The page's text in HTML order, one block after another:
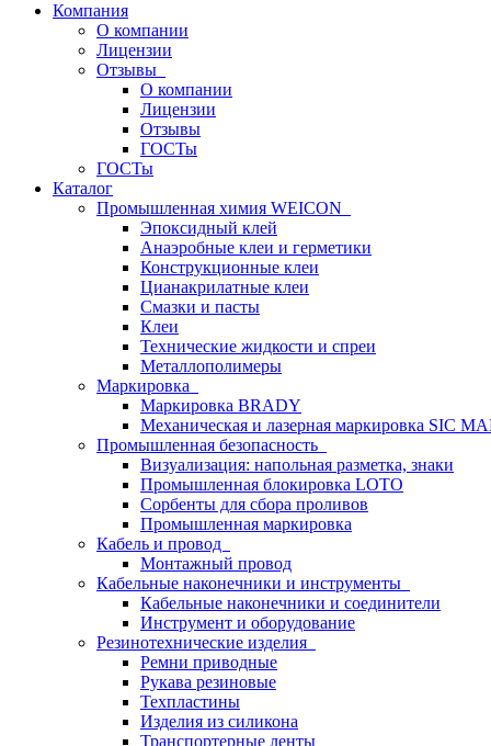
Компания
О компании
Лицензии
Отзывы
О компании
Лицензии
Отзывы
ГОСТы
ГОСТы
Каталог
Промышленная химия WEICON
Эпоксидный клей
Анаэробные клеи и герметики
Конструкционные клеи
Цианакрилатные клеи
Смазки и пасты
Клеи
Технические жидкости и спреи
Металлополимеры
Маркировка
Маркировка BRADY
Механическая и лазерная маркировка SIC
Промышленная безопасность
Визуализация: напольная разметка, знаки
Промышленная блокировка LOTO
Сорбенты для сбора проливов
Промышленная маркировка
Кабель и провод
Монтажный провод
Кабельные наконечники и инструменты
Кабельные наконечники и соединители
Инструмент и оборудование
Резинотехнические изделия
Ремни приводные
Рукава резиновые
Техпластины
Изделия из силикона
Транспортерные ленты